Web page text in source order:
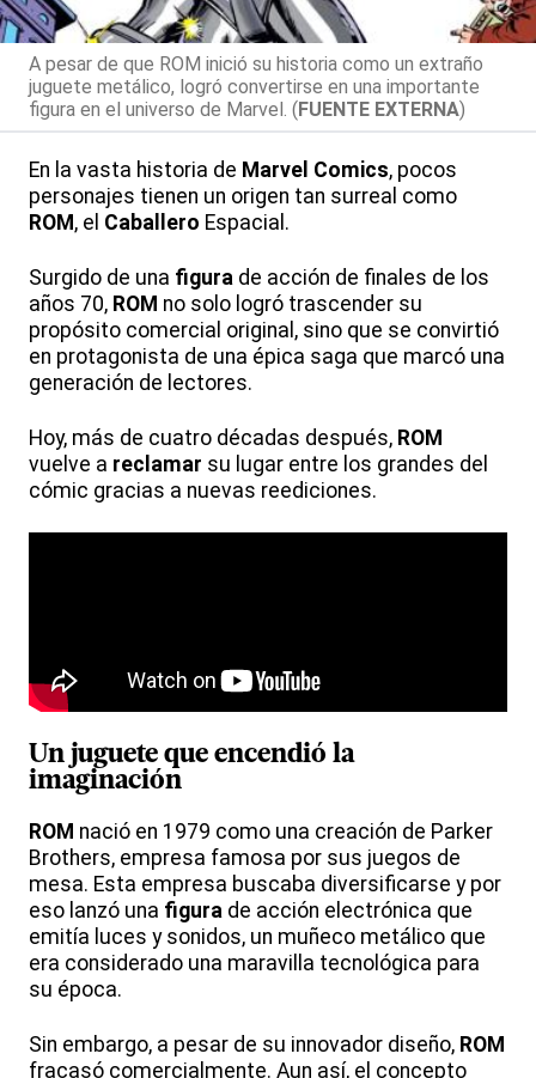
A pesar de que ROM inició su historia como un extraño
juguete metálico, logró convertirse en una importante
figura en el universo de Marvel. (FUENTE EXTERNA)
En la vasta historia de Marvel Comics, pocos
personajes tienen un origen tan surreal como
ROM , el Caballero Espacial.
Surgido de una figura de acción de finales de los
años 70, ROM no solo logró trascender su
propósito comercial original, sino que se convirtió
en protagonista de una épica saga que marcó una
generación de lectores.
Hoy, más de cuatro décadas después, ROM
vuelve a reclamar su lugar entre los grandes del
cómic gracias a nuevas reediciones.
Un juguete que encendió la
imaginación
ROM nació en 1979 como una creación de Parker
Brothers, empresa famosa por sus juegos de
mesa. Esta empresa buscaba diversificarse y por
eso lanzó una figura de acción electrónica que
emitía luces y sonidos, un muñeco metálico que
era considerado una maravilla tecnológica para
su época.
Sin embargo, a pesar de su innovador diseño, ROM
fracasó comercialmente. Aun así, el concepto